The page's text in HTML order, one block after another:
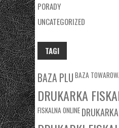
PORADY
UNCATEGORIZED
TAGI
BAZA PLU BAZA
DRUKARKA
FISKALNA ONLINE